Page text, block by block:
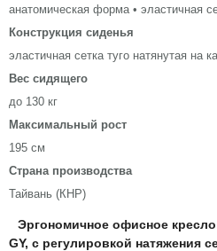
анатомическая форма • эластичная
Конструкция сиденья
эластичная сетка туго натянутая на
Вес сидящего
до 130 кг
Максимальный рост
195 см
Страна производства
Тайвань (КНР)
Эргономичное офисное
GY, с регулировкой натяжения